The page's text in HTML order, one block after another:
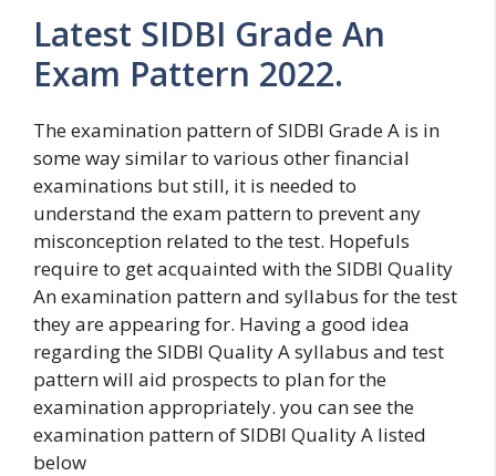
Latest SIDBI Grade An
Exam Pattern 2022.
The examination pattern of SIDBI Grade A is in
some way similar to various other financial
examinations but still, it is needed to
understand the exam pattern to prevent any
misconception related to the test. Hopefuls
require to get acquainted with the SIDBI Quality
An examination pattern and syllabus for the test
they are appearing for. Having a good idea
regarding the SIDBI Quality A syllabus and test
pattern will aid prospects to plan for the
examination appropriately. you can see the
examination pattern of SIDBI Quality A listed
below